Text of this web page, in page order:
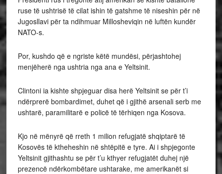
ruse të ushtrisë të cilat ishin të gatshme të niseshin për në
Jugosllavi për ta ndihmuar Millosheviqin në luftën kundër
NATO-s.
Por, kushdo që e ngriste këtë mundësi, përjashtohej
menjëherë nga ushtria nga ana e Yeltsinit.
Clintoni ia kishte shpjeguar disa herë Yeltsinit se për t’i
ndërprerë bombardimet, duhet që i gjithë arsenali serb me
ushtarë, paramilitarë e policë të tërhiqen nga Kosova.
Kjo në mënyrë që rreth 1 milion refugjatë shqiptarë të
Kosovës të ktheheshin në shtëpitë e tyre. Ai i shpjegonte
Yeltsinit gjithashtu se për t’u kthyer refugjatët duhej një
prezencë ndërkombëtare ushtarake, me amerikanët si